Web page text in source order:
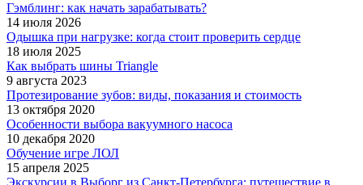
Гэмблинг: как начать зарабатывать?
14 июля 2026
Одышка при нагрузке: когда стоит проверить сердце
18 июля 2025
Как выбрать шины Triangle
9 августа 2023
Протезирование зубов: виды, показания и стоимость
13 октября 2020
Особенности выбора вакуумного насоса
10 декабря 2020
Обучение игре ЛОЛ
15 апреля 2025
Экскурсии в Выборг из Санкт-Петербурга: путешествие в